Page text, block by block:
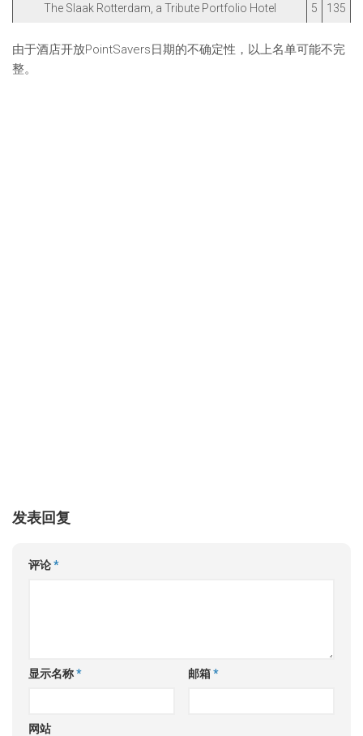
The Slaak Rotterdam, a Tribute Portfolio Hotel 5 135
由于酒店开放PointSavers日期的不确定性，以上名单可能不完
整。
发表回复
评论*
显示名称* 邮箱*
网站